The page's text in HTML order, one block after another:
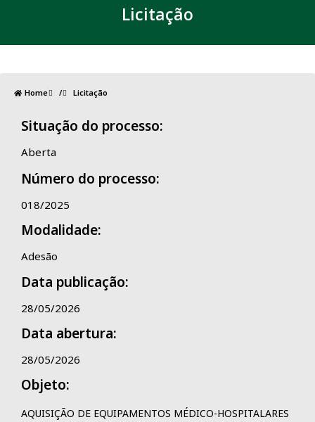
Licitação
Home / Licitação
Situação do processo:
Aberta
Número do processo:
018/2025
Modalidade:
Adesão
Data publicação:
28/05/2026
Data abertura:
28/05/2026
Objeto:
AQUISIÇÃO DE EQUIPAMENTOS MÉDICO-HOSPITALARES